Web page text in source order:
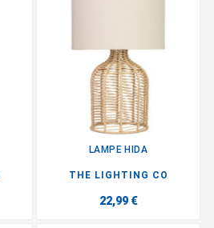
LAMPE HIDA
THE LIGHTING CO
22,99 €